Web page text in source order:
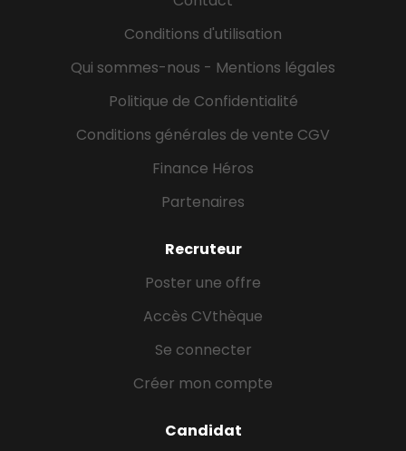
Conditions d'utilisation
Qui sommes-nous - Mentions légales
Politique de Confidentialité
Conditions générales de vente CGV
Finance Héros
Partenaires
Recruteur
Poster une offre
Accès CVthèque
Se connecter
Créer mon compte
Candidat